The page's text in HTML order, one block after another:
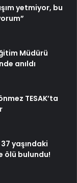
yetmiyor, bu
Müdürü
anıldı
TESAK’ta
yaşındaki
ölü bulundu!